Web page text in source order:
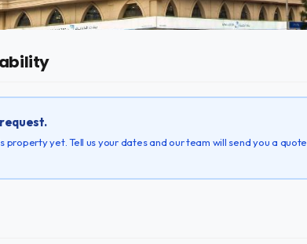
property yet. Tell us your dates and our team will send you a quote